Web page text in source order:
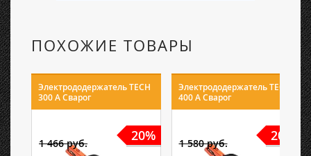
ПОХОЖИЕ ТОВАРЫ
Электрододержатель TECH
300 А Сварог
20%
1 466 руб.
Электрододержатель TECH
400 А Сварог
20%
1 580 руб.